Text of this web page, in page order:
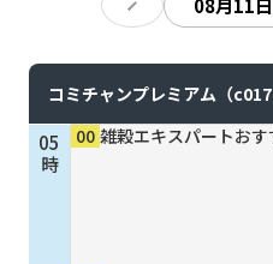
現在ご利用中の方
コミチャンプレミアム（
05
時
00 雑穀エキスパートお